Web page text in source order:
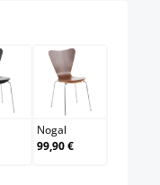
Negro Nogal
Nogal
99,90 €